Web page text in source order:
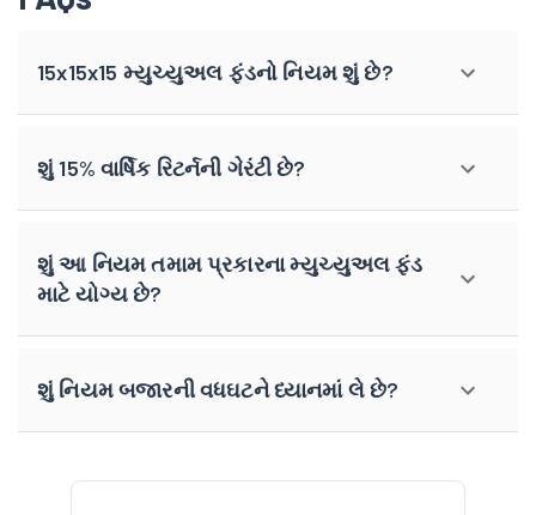
15x15x15 મ્યુચ્યુઅલ ફંડનો નિયમ શું છે?
શું 15% વાર્ષિક રિટર્નની ગેરંટી છે?
શું આ નિયમ તમામ પ્રકારના મ્યુચ્યુઅલ ફંડ
માટે યોગ્ય છે?
શું નિયમ બજારની વધઘટને ધ્યાનમાં લે છે?